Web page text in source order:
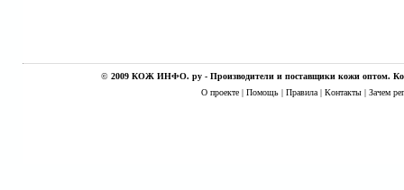
© 2009 КОЖ ИНФО. ру - Производители и поставщики кожи оптом.
О проекте | Помощь | Правила | Контакты | Зачем